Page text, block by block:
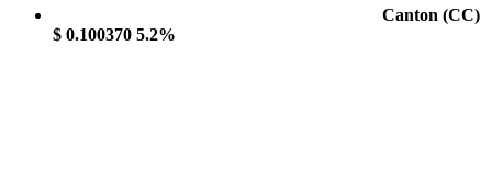
Canton (CC)
$ 0.100370 5.2%